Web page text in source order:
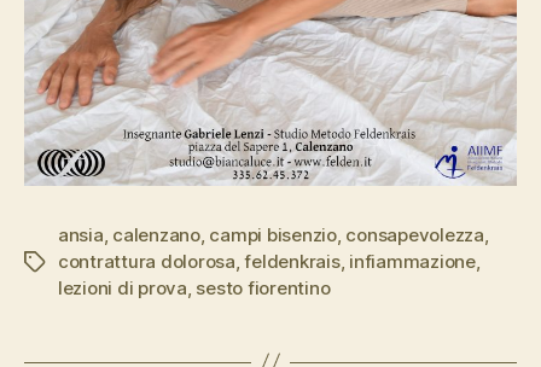
Tag
ansia calenzano, campi bisenzio, consapevolezza
contrattura dolorosa ,feldenkrais, infiammazione,
lezioni di prova sesto fiorentino